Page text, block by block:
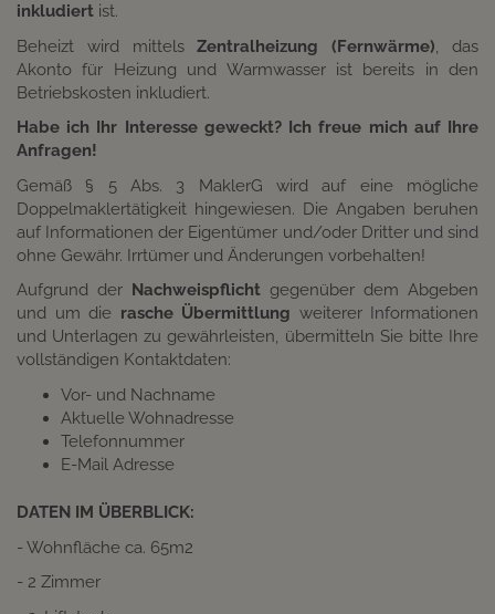
inkludiert ist.
Beheizt wird mittelsZentralheizung (Fernwärme), das
Akonto für Heizung und Warmwasser ist bereits in den
Betriebskosten inkludiert.
Habe ich Ihr Interesse geweckt? Ich freue mich auf Ihre
Anfragen!
Gemäß § 5 Abs. 3 MaklerG wird auf eine mögliche
Doppelmaklertätigkeit hingewiesen. Die Angaben beruhen
auf Informationen der Eigentümer und/oder Dritter und sind
ohne Gewähr. Irrtümer und Änderungen vorbehalten!
Aufgrund der Nachweispflicht gegenüber dem Abgeben
und um die rasche Übermittlung weiterer Informationen
und Unterlagen zu gewährleisten, übermitteln Sie bitte Ihre
vollständigen Kontaktdaten:
Vor- und Nachname
Aktuelle Wohnadresse
Telefonnummer
E-Mail Adresse
DATEN IM ÜBERBLICK:
- Wohnfläche ca. 65m2
- 2 Zimmer